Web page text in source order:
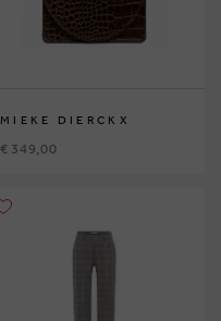
MIEKE DIERCKX
€ 349,00